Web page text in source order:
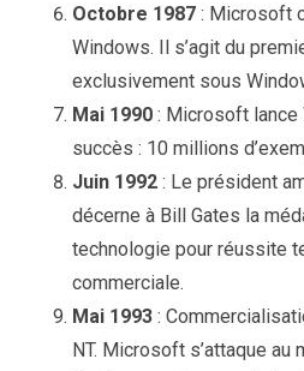
Octobre 1987 : Microsoft
Windows. Il s’agit du
exclusivement sous
Mai 1990 : Microsoft lance
succès : 10 millions
Juin 1992 : Le président
décerne à Bill Gates la
technologie pour réussite
commerciale.
Mai 1993 :
NT. Microsoft s’attaque au